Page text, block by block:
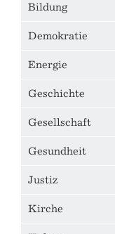
Bildung
Demokratie
Energie
Geschichte
Gesellschaft
Gesundheit
Justiz
Kirche